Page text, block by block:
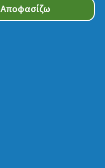
Αποφασίζω